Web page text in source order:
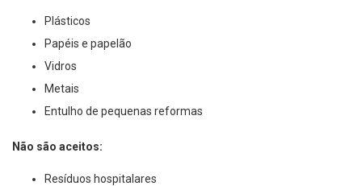
Plásticos
Papéis e papelão
Vidros
Metais
Entulho de pequenas reformas
Não são aceitos:
Resíduos hospitalares